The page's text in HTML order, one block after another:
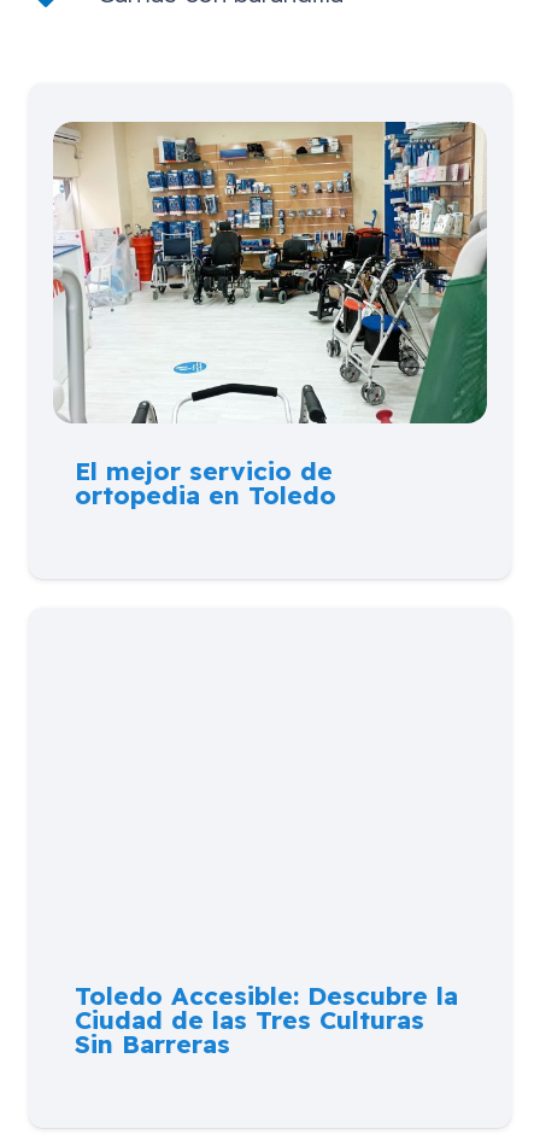
El mejor servicio de
ortopedia en Toledo
Toledo Accesible: Descubre la
Ciudad de las Tres Culturas
Sin Barreras